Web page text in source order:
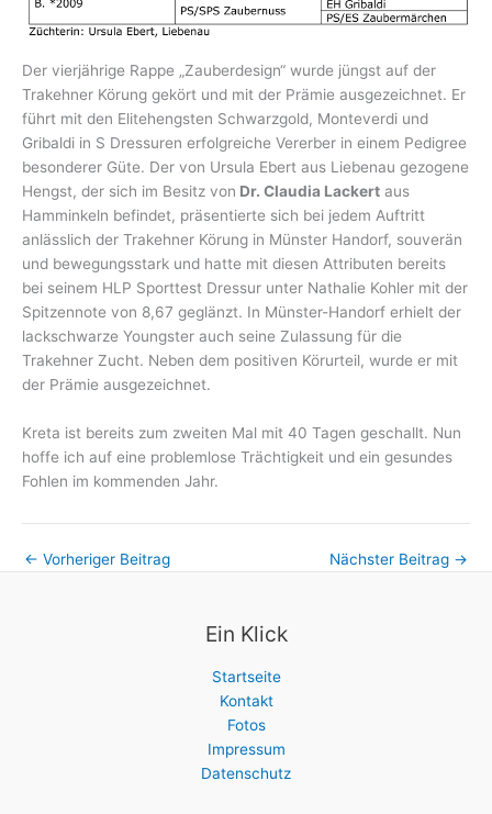
Der vierjährige Rappe „Zauberdesign“ wurde jüngst auf der
Trakehner Körung gekört und mit der Prämie ausgezeichnet. Er
führt mit den Elitehengsten Schwarzgold, Monteverdi und
Gribaldi in S Dressuren erfolgreiche Vererber in einem Pedigree
besonderer Güte. Der von Ursula Ebert aus Liebenau gezogene
Hengst, der sich im Besitz von Dr. Claudia Lackert aus
Hamminkeln befindet, präsentierte sich bei jedem Auftritt
anlässlich der Trakehner Körung in Münster Handorf, souverän
und bewegungsstark und hatte mit diesen Attributen bereits
bei seinem HLP Sporttest Dressur unter Nathalie Kohler mit der
Spitzennote von 8,67 geglänzt. In Münster-Handorf erhielt der
lackschwarze Youngster auch seine Zulassung für die
Trakehner Zucht. Neben dem positiven Körurteil, wurde er mit
der Prämie ausgezeichnet.
Kreta ist bereits zum zweiten Mal mit 40 Tagen geschallt. Nun
hoffe ich auf eine problemlose Trächtigkeit und ein gesundes
Fohlen im kommenden Jahr.
← Vorheriger Beitrag Nächster Beitrag →
Ein Klick
Startseite
Kontakt
Fotos
Impressum
Datenschutz